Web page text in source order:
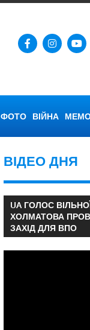
ФОТО ВІЙНА
ВІДЕО ДНЯ
UA ГОЛОС
ХОЛМАТОВА
ЗАХІД ДЛЯ ВПО